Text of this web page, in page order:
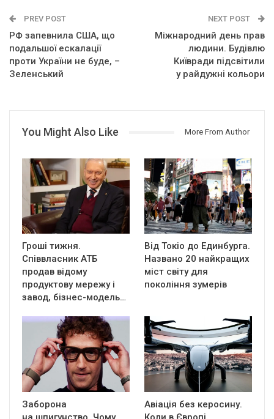
PREV POST
РФ запевнила США, що
подальшої ескалації
проти України не буде, –
Зеленський
NEXT POST
Міжнародний день прав
людини. Будівлю
Київради підсвітили
у райдужні кольори
You Might Also Like More From Author
Гроші тижня.
Співвласник АТБ
продав відому
продуктову мережу і
завод, бізнес-модель…
Від Токіо до Единбурга.
Названо 20 найкращих
міст світу для
покоління зумерів
Заборона
Авіація без керосину.